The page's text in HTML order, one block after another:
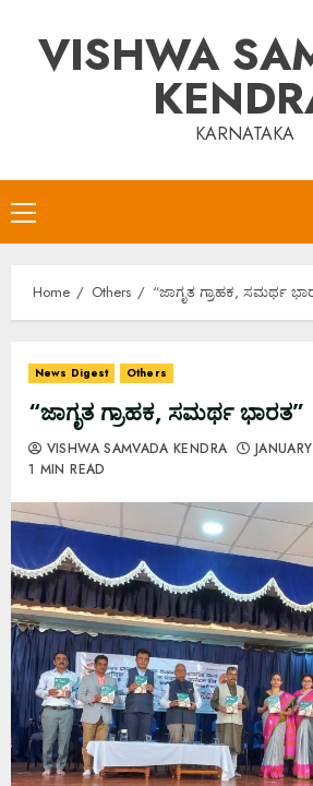
contentVISHWA
KARNATAKA
Primary
Menu
Home Others “ಜಾಗೃತ ಗ್ರಾಹಕ, ಸಮರ್ಥ
News Digest Others
“ಜಾಗೃತ ಗ್ರಾಹಕ, ಸಮರ್ಥ ಭಾರತ”
VISHWA SAMVADA KENDRA
1 MIN READ